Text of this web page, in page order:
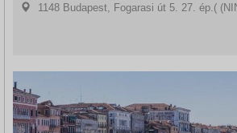
1148 Budapest, Fogarasi út 5. 27. ép.( (NINCS